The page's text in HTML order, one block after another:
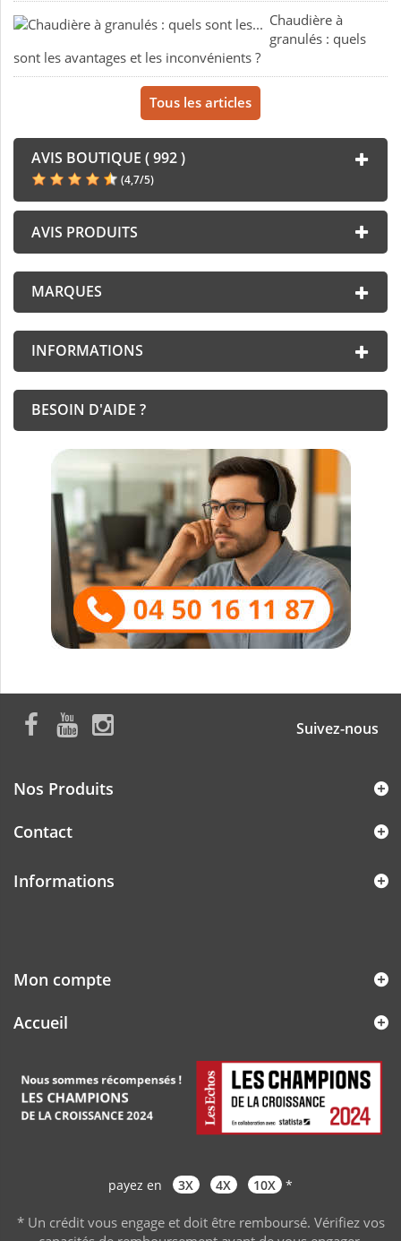
Chaudière à
granulés : quels
sont les avantages et les inconvénients ?
Tous les articles
AVIS BOUTIQUE ( 992 )
(4,7/5)
AVIS PRODUITS
MARQUES
INFORMATIONS
BESOIN D'AIDE ?
Suivez-nous
Nos Produits
Contact
Informations
Mon compte
Accueil
payez en 3X 4X 10X *
* Un crédit vous engage et doit être remboursé. Vérifiez vos